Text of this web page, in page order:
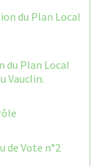
du Plan Local
du Plan Local
Vauclin.
de Vote n°2